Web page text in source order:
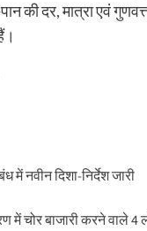
की दर, मात्रा एवं
में नवीन दिशा-निर्देश जारी
में चोर बाजारी करने वाले